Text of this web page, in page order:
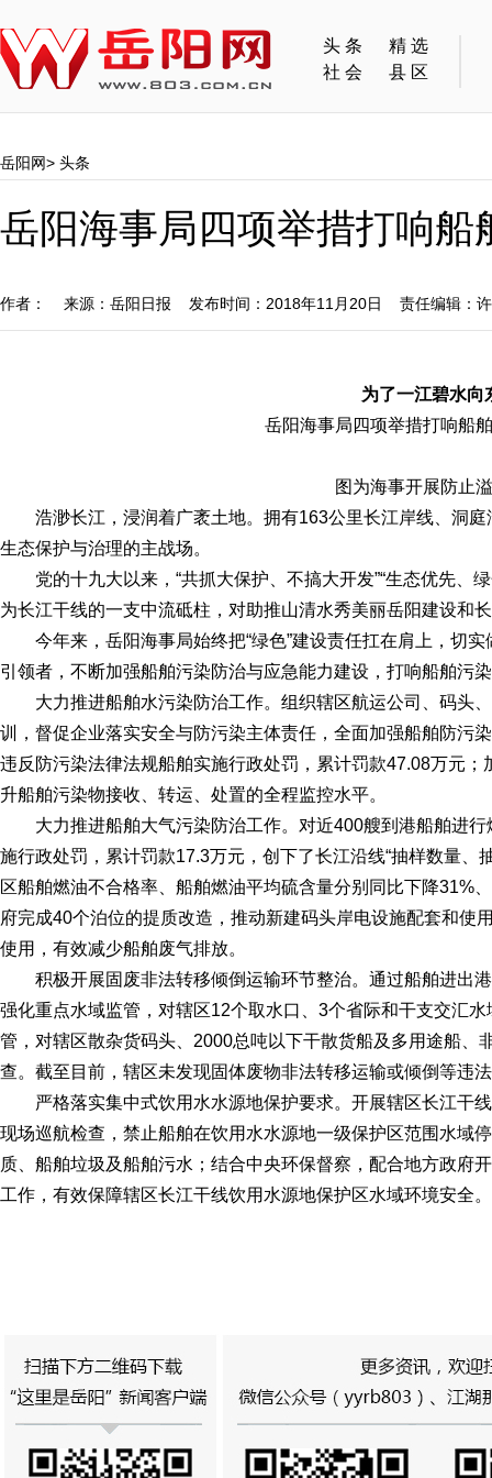
头条
精选
社会
县区
岳阳网> 头条
岳阳海事局四项举措打响船
作者： 来源：岳阳日报 发布时间：2018年11月20日 责任编辑：
为了一江碧水向
岳阳海事局四项举措打响船
图为海事开展防止
浩渺长江，浸润着广袤土地。拥有163公里长江岸线、洞
生态保护与治理的主战场。
党的十九大以来，“共抓大保护、不搞大开发”“生态优先、
为长江干线的一支中流砥柱，对助推山清水秀美丽岳阳建设和
今年来，岳阳海事局始终把“绿色”建设责任扛在肩上，切
引领者，不断加强船舶污染防治与应急能力建设，打响船舶污
大力推进船舶水污染防治工作。组织辖区航运公司、码头
训，督促企业落实安全与防污染主体责任，全面加强船舶防污
违反防污染法律法规船舶实施行政处罚，累计罚款47.08万元
升船舶污染物接收、转运、处置的全程监控水平。
大力推进船舶大气污染防治工作。对近400艘到港船舶进
施行政处罚，累计罚款17.3万元，创下了长江沿线“抽样数量、
区船舶燃油不合格率、船舶燃油平均硫含量分别同比下降31%
府完成40个泊位的提质改造，推动新建码头岸电设施配套和使
使用，有效减少船舶废气排放。
积极开展固废非法转移倾倒运输环节整治。通过船舶进出
强化重点水域监管，对辖区12个取水口、3个省际和干支交汇
管，对辖区散杂货码头、2000总吨以下干散货船及多用途船、
查。截至目前，辖区未发现固体废物非法转移运输或倾倒等违
严格落实集中式饮用水水源地保护要求。开展辖区长江干
现场巡航检查，禁止船舶在饮用水水源地一级保护区范围水域
质、船舶垃圾及船舶污水；结合中央环保督察，配合地方政府
工作，有效保障辖区长江干线饮用水源地保护区水域环境安全